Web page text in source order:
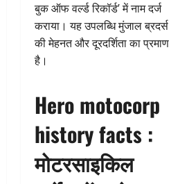
बुक ऑफ वर्ल्ड रिकॉर्ड’ में नाम दर्ज
कराया। यह उपलब्धि मुंजाल ब्रदर्स
की मेहनत और दूरदर्शिता का प्रमाण
है।
Hero motocorp
history facts :
मोटरसाइकिल